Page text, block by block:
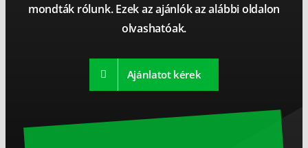
mondták rólunk. Ezek az ajánlók az alábbi oldalon
olvashatóak.
Ajánlatot kérek